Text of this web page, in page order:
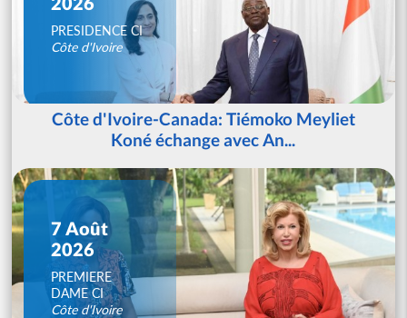
PRESIDENCE CI
Côte d'Ivoire
Côte d'Ivoire-Canada: Tiémoko Meyliet
Koné échange avec An...
7 Août
2026
PREMIERE
DAME CI
Côte d'Ivoire